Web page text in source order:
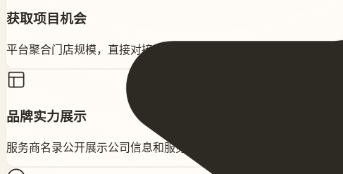
获取项目机会
平台聚合门店规模，直接对接项目方需求。项目广场中优质项目对
品牌实力展示
服务商名录公开展示公司信息和服务规模，提升行业知名度。潜在